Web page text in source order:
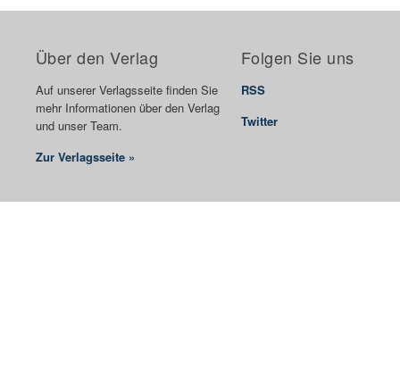
Über den Verlag
Auf unserer Verlagsseite finden Sie
mehr Informationen über den Verlag
und unser Team.
Zur Verlagsseite »
Folgen Sie uns
RSS
Twitter